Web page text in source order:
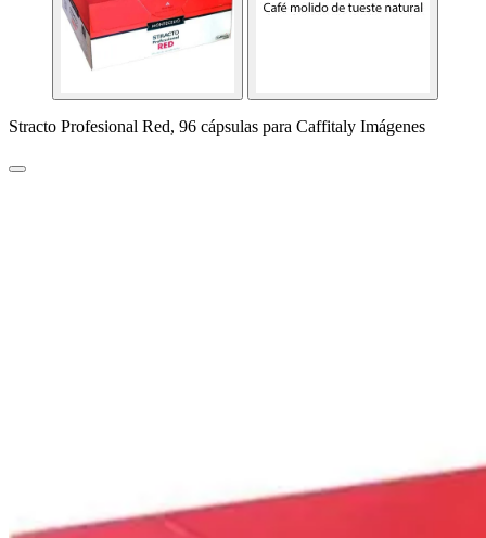
Stracto Profesional Red, 96 cápsulas para Caffitaly Imágenes